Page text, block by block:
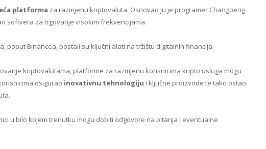
platforma za razmjenu kriptovaluta. Osnovao ju je programer Changpeng
softvera za trgovanje visokim frekvencijama.
poput Binancea, postali su ključni alati na tržištu digitalnih financija.
kriptovalutama, platforme za razmjenu korisnicima kripto usluga mogu
osigurao inovativnu tehnologiju i ključne proizvode te tako ostao
u bilo kojem trenutku mogu dobiti odgovore na pitanja i eventualne